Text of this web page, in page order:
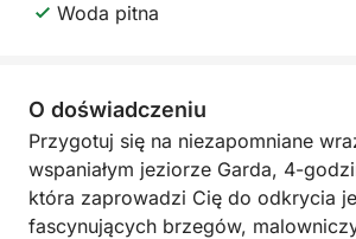
Woda pitna
O doświadczeniu
Przygotuj się na niezapomniane
wspaniałym jeziorze Garda, 4-
która zaprowadzi Cię do odkrycia
fascynujących brzegów,